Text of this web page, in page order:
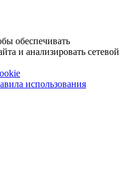
обеспечивать
и анализировать сетевой
использования